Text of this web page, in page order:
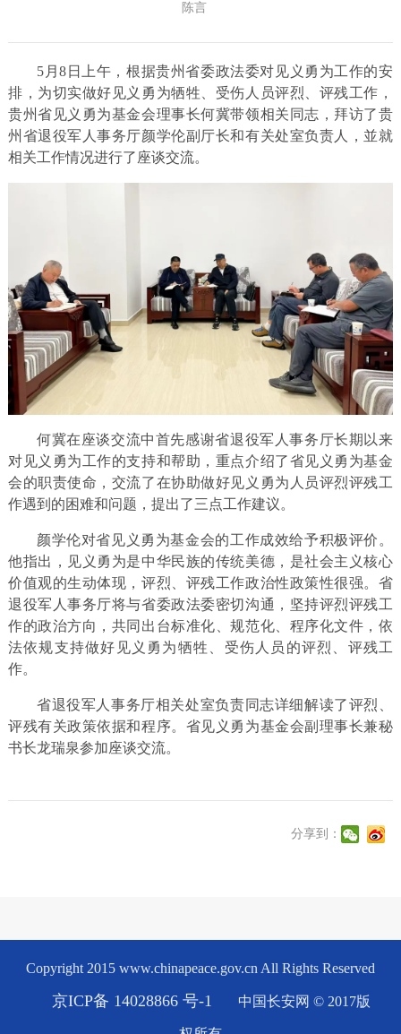
陈言
5月8日上午，根据贵州省委政法委对见义勇为工作的安
排，为切实做好见义勇为牺牲、受伤人员评烈、评残工作，
贵州省见义勇为基金会理事长何冀带领相关同志，拜访了贵
州省退役军人事务厅颜学伦副厅长和有关处室负责人，並就
相关工作情况进行了座谈交流。
何冀在座谈交流中首先感谢省退役军人事务厅长期以来
对见义勇为工作的支持和帮助，重点介绍了省见义勇为基金
会的职责使命，交流了在协助做好见义勇为人员评烈评残工
作遇到的困难和问题，提出了三点工作建议。
颜学伦对省见义勇为基金会的工作成效给予积极评价。
他指出，见义勇为是中华民族的传统美德，是社会主义核心
价值观的生动体现，评烈、评残工作政治性政策性很强。省
退役军人事务厅将与省委政法委密切沟通，坚持评烈评残工
作的政治方向，共同出台标准化、规范化、程序化文件，依
法依规支持做好见义勇为牺牲、受伤人员的评烈、评残工
作。
省退役军人事务厅相关处室负责同志详细解读了评烈、
评残有关政策依据和程序。省见义勇为基金会副理事长兼秘
书长龙瑞泉参加座谈交流。
分享到：
Copyright 2015 www.chinapeace.gov.cn All Rights Reserved
京ICP备 14028866 号-1 中国长安网 © 2017版